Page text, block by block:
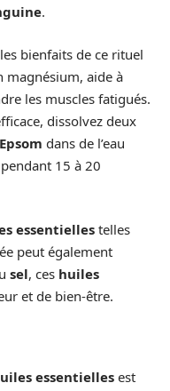
.
bienfaits de ce rituel
magnésium, aide à
les muscles fatigués.
dissolvez deux
dans de l’eau
15 à 20
essentielles telles
peut également
sel, ces huiles
et de bien-être.
essentielles est